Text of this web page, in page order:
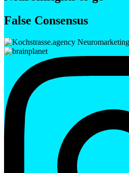
False Consensus